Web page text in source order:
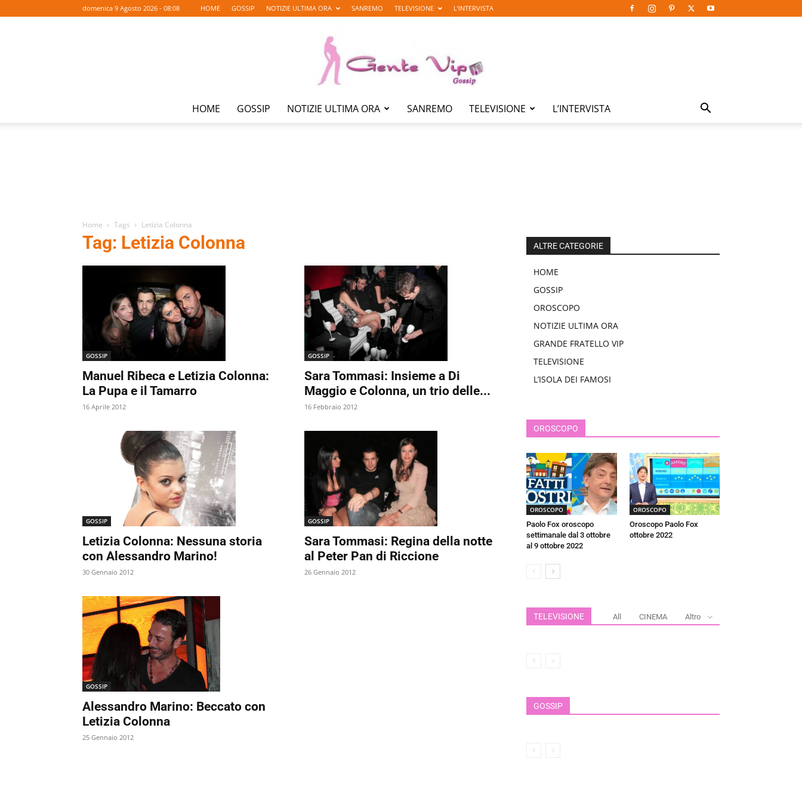
domenica 9 Agosto 2026 - 08:08 HOME GOSSIP NOTIZIE ULTIMA ORA SANREMO TELEVISIONE L’INTERVISTA
News
HOME GOSSIP NOTIZIE ULTIMA ORA SANREMO TELEVISIONE L’INTERVISTA
Home Tags Letizia Colonna
Tag: Letizia Colonna
GOSSIP
Manuel Ribeca e Letizia Colonna:
La Pupa e il Tamarro
16 Aprile 2012
GOSSIP
Sara Tommasi: Insieme a Di
Maggio e Colonna, un trio delle...
16 Febbraio 2012
GOSSIP
Letizia Colonna: Nessuna storia
con Alessandro Marino!
30 Gennaio 2012
GOSSIP
Sara Tommasi: Regina della notte
al Peter Pan di Riccione
26 Gennaio 2012
GOSSIP
Alessandro Marino: Beccato con
Letizia Colonna
25 Gennaio 2012
ALTRE CATEGORIE
HOME
GOSSIP
OROSCOPO
NOTIZIE ULTIMA ORA
GRANDE FRATELLO VIP
TELEVISIONE
L’ISOLA DEI FAMOSI
OROSCOPO
OROSCOPO
Paolo Fox oroscopo
settimanale dal 3 ottobre
al 9 ottobre 2022
OROSCOPO
Oroscopo Paolo Fox
ottobre 2022
TELEVISIONE All CINEMA Altro
GOSSIP